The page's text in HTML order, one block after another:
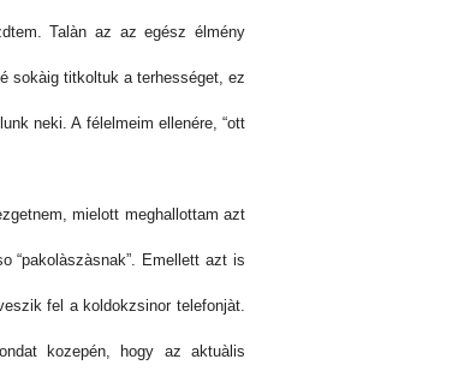
Talàn az az egész élmény
sokàig titkoltuk a terhességet, ez
neki. A félelmeim ellenére, “ott
mielott meghallottam azt
Emellett azt is
fel a koldokzsinor telefonjàt.
kozepén, hogy az aktuàlis